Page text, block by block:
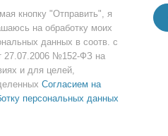
кнопку "Отправить", я
на обработку моих
данных в соотв. с
27.07.2006 №152-ФЗ на
и для целей,
Согласием на
персональных данных